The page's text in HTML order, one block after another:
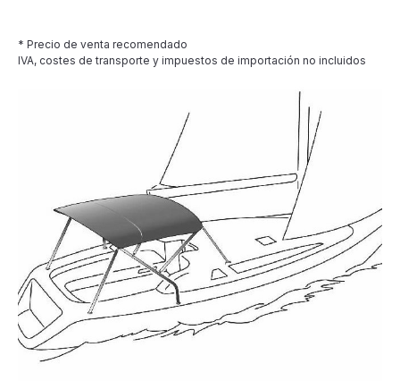
* Precio de venta recomendado
IVA, costes de transporte y impuestos de importación no incluidos